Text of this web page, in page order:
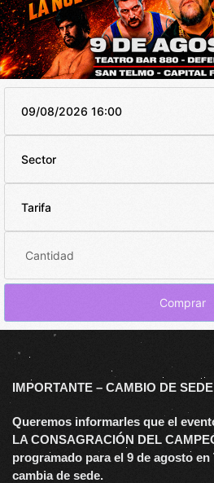
09/08/2026 16:00
Sector
Tarifa
Cantidad
Comprar
IMPORTANTE – CAMBIO DE SEDE
Queremos informarles que el
LA CONSAGRACIÓN DEL
programado para el 9 de agosto en
cambia de sede.